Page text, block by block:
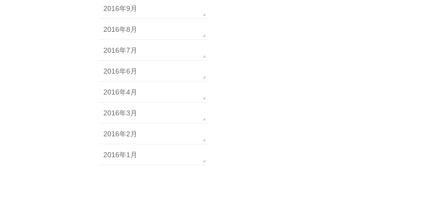
2016年9月
2016年8月
2016年7月
2016年6月
2016年4月
2016年3月
2016年2月
2016年1月